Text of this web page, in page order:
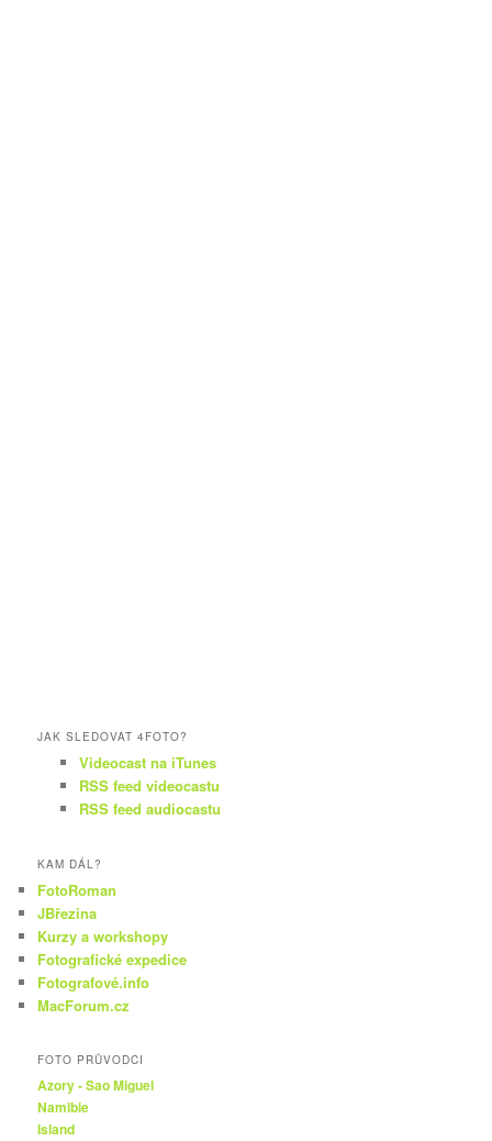
JAK SLEDOVAT 4FOTO?
Videocast na iTunes
RSS feed videocastu
RSS feed audiocastu
KAM DÁL?
FotoRoman
JBřezina
Kurzy a workshopy
Fotografické expedice
Fotografové.info
MacForum.cz
FOTO PRŮVODCI
Azory - Sao Miguel
Namibie
Island